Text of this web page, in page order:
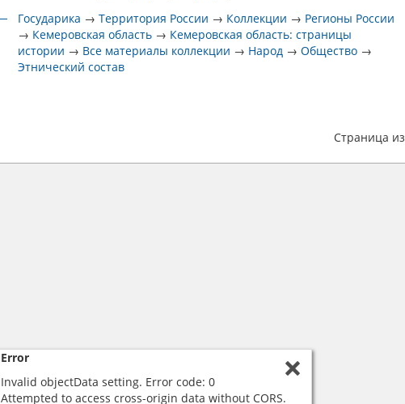
Государика →Территория России → Коллекции → Регионы России
→ Кемеровская область → Кемеровская область: страницы
истории → Все материалы коллекции → Народ →Общество →
Этнический состав
Страница из
Error
Invalid objectData setting. Error code: 0
Attempted to access cross-origin data without CORS.